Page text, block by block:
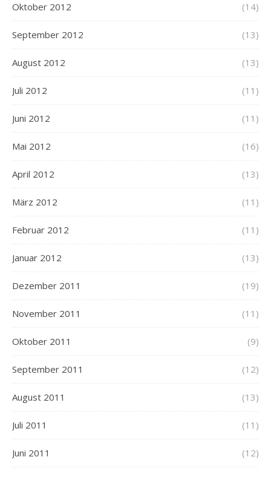
Oktober 2012 (14)
September 2012 (13)
August 2012 (13)
Juli 2012 (11)
Juni 2012 (11)
Mai 2012 (16)
April 2012 (13)
März 2012 (11)
Februar 2012 (11)
Januar 2012 (13)
Dezember 2011 (19)
November 2011 (11)
Oktober 2011 (9)
September 2011 (12)
August 2011 (13)
Juli 2011 (11)
Juni 2011 (12)